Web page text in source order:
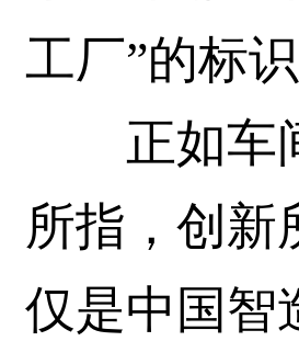
工厂”的标
正如车间
所指，创新
仅是中国智